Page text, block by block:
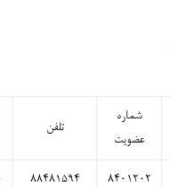
شماره
عضویت
تلفن
۸۴۰۱۲۰۲ ۸۸۴۸۱۵۹۴